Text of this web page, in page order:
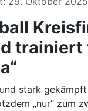
trainiert
stark
„nur“ zum